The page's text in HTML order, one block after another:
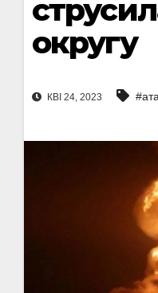
округу
КВІ 24, 2023